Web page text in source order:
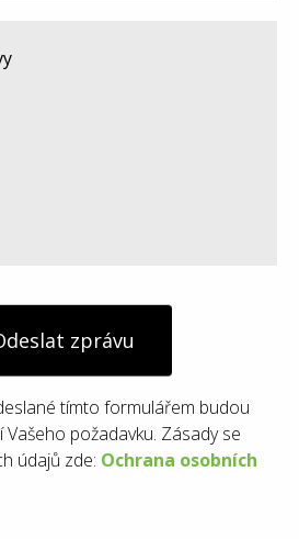
zprávu
tímto formulářem budou
požadavku. Zásady se
údajů zde: Ochrana osobních